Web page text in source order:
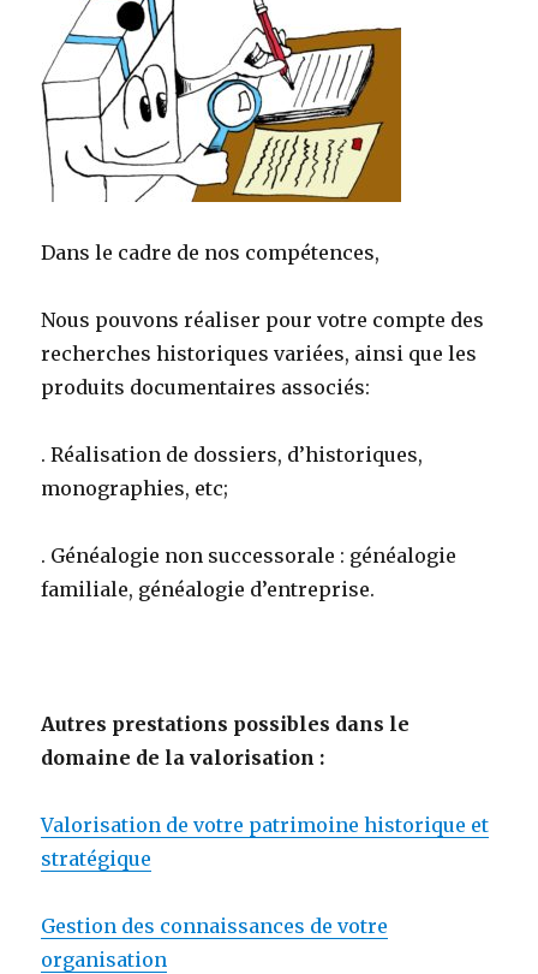
Dans le cadre de nos compétences,
Nous pouvons réaliser pour votre compte des
recherches historiques variées, ainsi que les
produits documentaires associés:
. Réalisation de dossiers, d’historiques,
monographies, etc;
. Généalogie non successorale : généalogie
familiale, généalogie d’entreprise.
Autres prestations possibles dans le
domaine de la valorisation :
Valorisation de votre patrimoine historique et
stratégique
Gestion des connaissances de votre
organisation